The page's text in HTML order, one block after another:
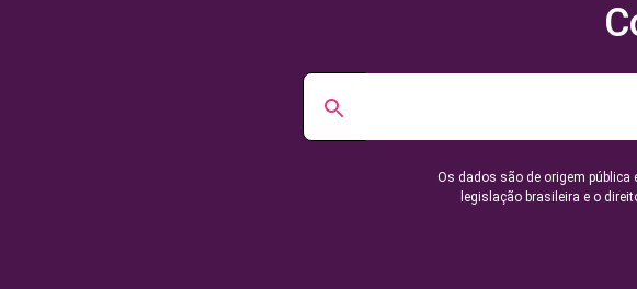
Os dados são de origem
legislação brasileira e o